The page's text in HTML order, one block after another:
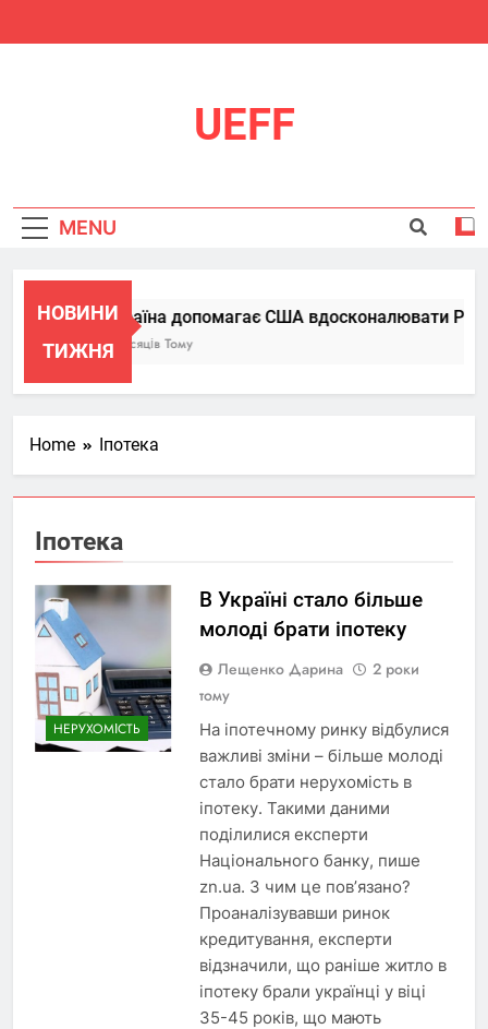
UEFF
MENU
НОВИНИ
ТИЖНЯ
Україна допомагає США вдосконалювати
6 Місяців Тому
Home Іпотека
Іпотека
НЕРУХОМІСТЬ
В Україні стало більше
молоді брати іпотеку
Лещенко Дарина
2 роки
тому
На іпотечному ринку відбулися
важливі зміни – більше молоді
стало брати нерухомість в
іпотеку. Такими даними
поділилися експерти
Національного банку, пише
zn.ua. З чим це пов’язано?
Проаналізувавши ринок
кредитування, експерти
відзначили, що раніше житло в
іпотеку брали українці у віці
35-45 років, що мають